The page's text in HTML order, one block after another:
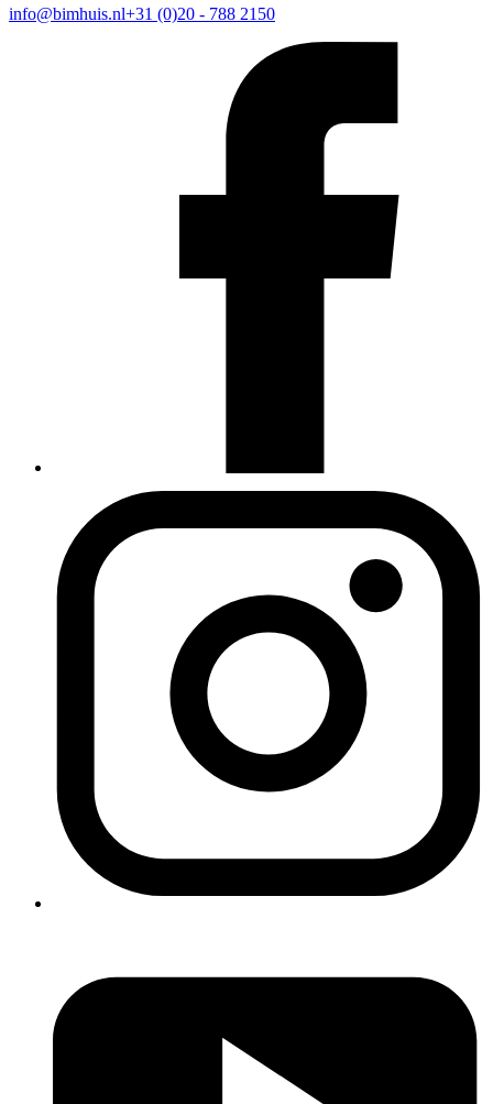
info@bimhuis.nl+31 (0)20 - 788 2150